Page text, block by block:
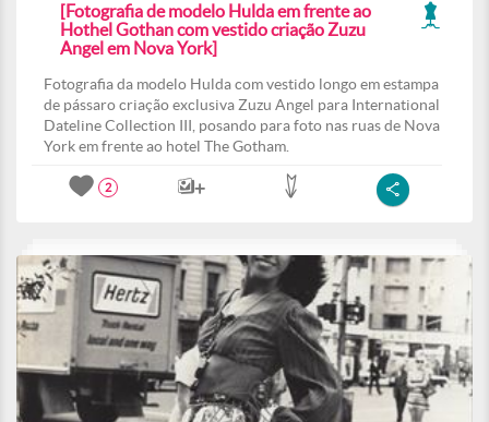
[Fotografia de modelo Hulda em frente ao
Hothel Gothan com vestido criação Zuzu
Angel em Nova York]
Fotografia da modelo Hulda com vestido longo em estampa
de pássaro criação exclusiva Zuzu Angel para International
Dateline Collection III, posando para foto nas ruas de Nova
York em frente ao hotel The Gotham.
2